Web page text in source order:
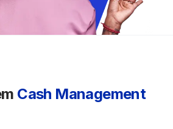
Cash Management